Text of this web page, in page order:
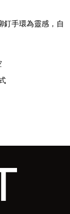
釘手環為靈感，自